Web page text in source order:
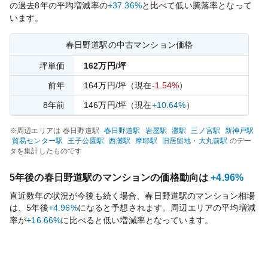
の過去8年の平均増減率の+37.36%と比べて低い騰落率となって
います。
春日野道駅の中古マンション価格
坪単価 162万円/坪
前年 164万円/坪 （現在-1.54%）
8年前 146万円/坪 （現在+10.64%）
※周辺エリアは 春日野道駅 春日野道駅 岩屋駅 灘駅 三ノ宮駅 新神戸駅
貿易センター駅 王子公園駅 西灘駅 摩耶駅 旧居留地・大丸前駅 のデー
タを集計したものです
5年後の春日野道駅のマンションの価格動向は +4.96%
直近数年の状況が今後も続く場合、春日野道駅のマンション相場
は、5年後+4.96%になると予想されます。周辺エリアの平均増減
率が+16.66%に比べると低い増減率となっています。